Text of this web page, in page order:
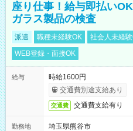
座り仕事！給与即払い
ガラス製品の検査
派遣 職種未経験OK 社会人未経
WEB登録・面接OK
給与
時給1600円
交通費別途支給あり
交通費 交通費支給有り
勤務地
埼玉県熊谷市